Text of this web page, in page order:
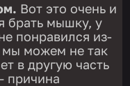
Вот это очень и
брать мышку, у
понравился из-
мы можем не так
в другую часть
причина